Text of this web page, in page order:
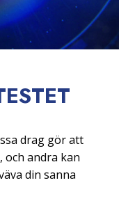
drag gör att
och andra kan
din sanna